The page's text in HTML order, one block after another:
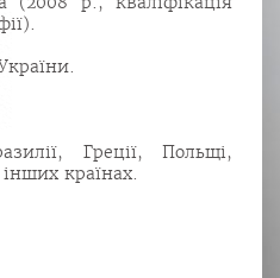
Греції, Польщі,
країнах.